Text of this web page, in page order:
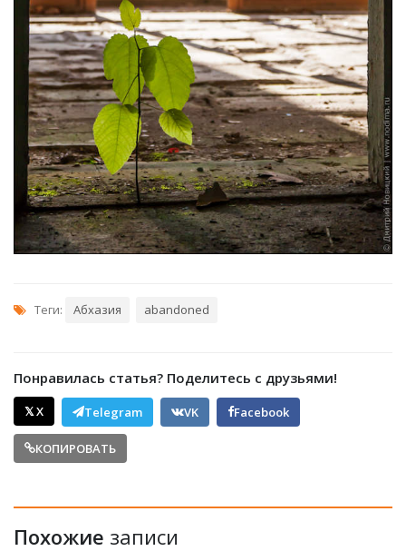
Теги: Абхазия abandoned
Понравилась статья? Поделитесь с друзьями!
𝕏 X Telegram VK Facebook
КОПИРОВАТЬ
Похожие записи